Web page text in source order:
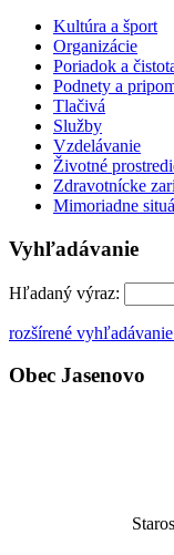
Kultúra a šport
Organizácie
Poriadok a
Podnety a
Tlačivá
Služby
Vzdelávanie
Životné
Zdravotnícke
Mimoriadne
Vyhľadávanie
Hľadaný výraz:
rozšírené
Obec Jasenovo